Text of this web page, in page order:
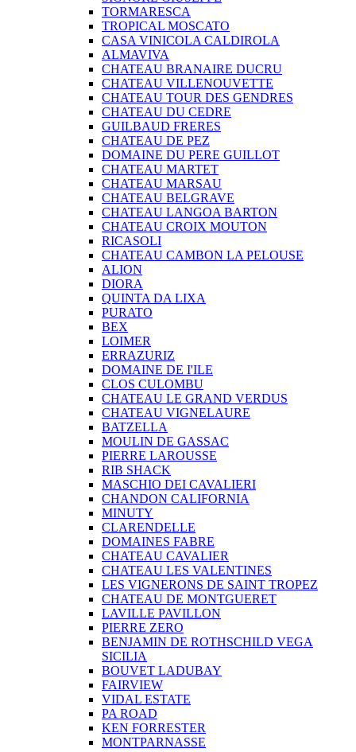
TORMARESCA
TROPICAL MOSCATO
CASA VINICOLA CALDIROLA
ALMAVIVA
CHATEAU BRANAIRE DUCRU
CHATEAU VILLENOUVETTE
CHATEAU TOUR DES GENDRES
CHATEAU DU CEDRE
GUILBAUD FRERES
CHATEAU DE PEZ
DOMAINE DU PERE GUILLOT
CHATEAU MARTET
CHATEAU MARSAU
CHATEAU BELGRAVE
CHATEAU LANGOA BARTON
CHATEAU CROIX MOUTON
RICASOLI
CHATEAU CAMBON LA PELOUSE
ALION
DIORA
QUINTA DA LIXA
PURATO
BEX
LOIMER
ERRAZURIZ
DOMAINE DE I'ILE
CLOS CULOMBU
CHATEAU LE GRAND VERDUS
CHATEAU VIGNELAURE
BATZELLA
MOULIN DE GASSAC
PIERRE LAROUSSE
RIB SHACK
MASCHIO DEI CAVALIERI
CHANDON CALIFORNIA
MINUTY
CLARENDELLE
DOMAINES FABRE
CHATEAU CAVALIER
CHATEAU LES VALENTINES
LES VIGNERONS DE SAINT TROPEZ
CHATEAU DE MONTGUERET
LAVILLE PAVILLON
PIERRE ZERO
BENJAMIN DE ROTHSCHILD VEGA
SICILIA
BOUVET LADUBAY
FAIRVIEW
VIDAL ESTATE
PA ROAD
KEN FORRESTER
MONTPARNASSE